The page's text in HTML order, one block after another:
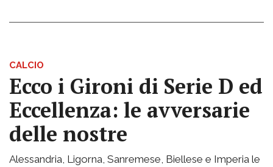
CALCIO
Ecco i Gironi di Serie D ed
Eccellenza: le avversarie
delle nostre
Alessandria, Ligorna, Sanremese, Biellese e Imperia le